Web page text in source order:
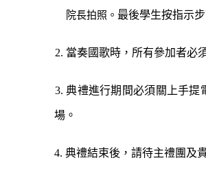
院長拍照。 最後學生按指示
2. 當奏國歌時，所有參加者必
3.典禮進行期間必須關上手提
場。
4. 典禮結束後，請待主禮團及